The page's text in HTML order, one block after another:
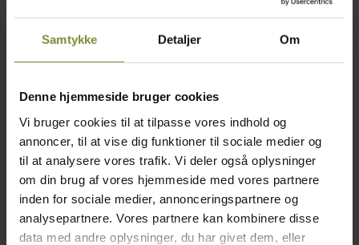
Samtykke Detaljer Om
Denne hjemmeside bruger cookies
Vi bruger cookies til at tilpasse vores indhold og
annoncer, til at vise dig funktioner til sociale medier og
til at analysere vores trafik. Vi deler også oplysninger
om din brug af vores hjemmeside med vores partnere
inden for sociale medier, annonceringspartnere og
analysepartnere. Vores partnere kan kombinere disse
data med andre oplysninger, du har givet dem, eller
Ferske udbenede hele kyllingelår. Klasse A. Opdrættet, slagtet
og pakket i Danmark.
Energi (Kj/Kcal) 730kj/ 175 kcal
- heraf mættede fedtsyrer
Kulhydrater